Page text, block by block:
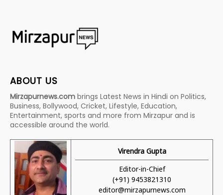
ABOUT US
Mirzapurnews.com brings Latest News in Hindi on Politics,
Business, Bollywood, Cricket, Lifestyle, Education,
Entertainment, sports and more from Mirzapur and is
accessible around the world.
Virendra Gupta
Editor-in-Chief
(+91) 9453821310
editor@mirzapurnews.com